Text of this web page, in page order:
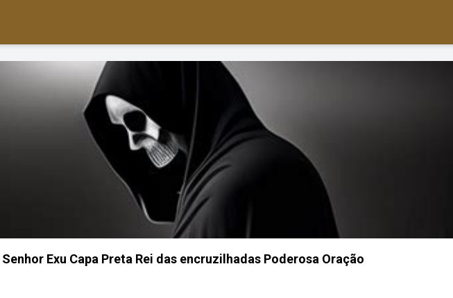
Exu Capa Preta Rei das encruzilhadas Poderosa Oração